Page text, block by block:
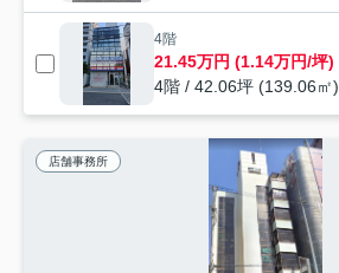
4階
21.45万円 (1.14万円/坪)
4階 / 42.06坪 (139.06㎡)
店舗事務所